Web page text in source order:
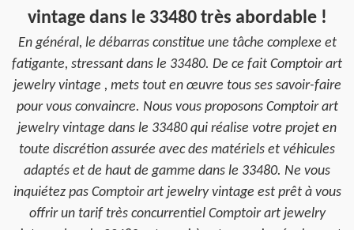
vintage dans le 33480 très abordable !
En général, le débarras constitue une tâche complexe et
fatigante, stressant dans le 33480. De ce fait Comptoir art
jewelry vintage , mets tout en œuvre tous ses savoir-faire
pour vous convaincre. Nous vous proposons Comptoir art
jewelry vintage dans le 33480 qui réalise votre projet en
toute discrétion assurée avec des matériels et véhicules
adaptés et de haut de gamme dans le 33480. Ne vous
inquiétez pas Comptoir art jewelry vintage est prêt à vous
offrir un tarif très concurrentiel Comptoir art jewelry